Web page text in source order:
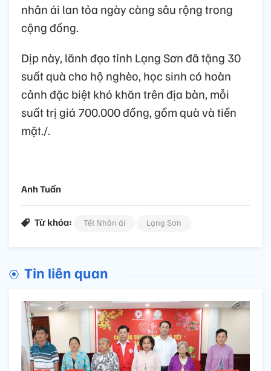
nhân ái lan tỏa ngày càng sâu rộng trong
cộng đồng.
Dịp này, lãnh đạo tỉnh Lạng Sơn đã tặng 30
suất quà cho hộ nghèo, học sinh có hoàn
cảnh đặc biệt khó khăn trên địa bàn, mỗi
suất trị giá 700.000 đồng, gồm quà và tiền
mặt./.
Anh Tuấn
Từ khóa: Tết Nhân ái Lạng Sơn
Tin liên quan